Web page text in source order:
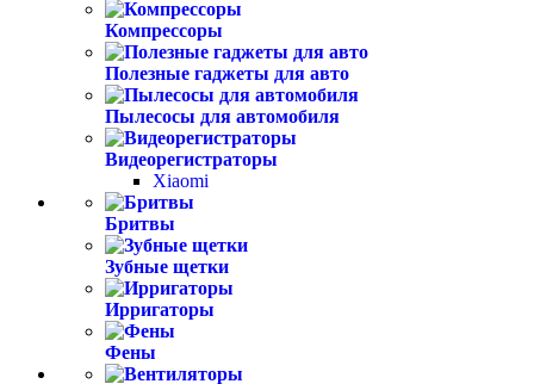
Компрессоры
Полезные гаджеты для авто
Пылесосы для автомобиля
Видеорегистраторы
Xiaomi
Бритвы
Зубные щетки
Ирригаторы
Фены